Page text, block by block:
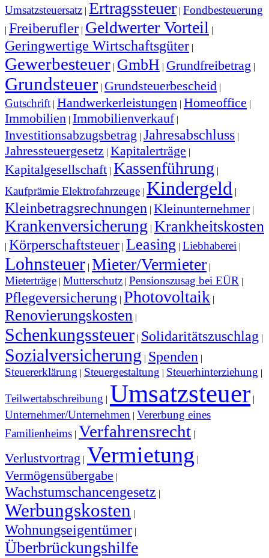
Umsatzsteuersatz | Ertragssteuer | Fondbesteuerung
| Freiberufler | Geldwerter Vorteil |
Geringwertige Wirtschaftsgüter |
Gewerbesteuer | GmbH | Grundfreibetrag |
Grundsteuer | Grundsteuerbescheid |
Gutschrift | Handwerkerleistungen | Homeoffice |
Immobilien | Immobilienverkauf |
Investitionsabzugsbetrag | Jahresabschluss |
Jahressteuergesetz | Kapitalerträge |
Kapitalgesellschaft | Kassenführung |
Kaufprämie Elektrofahrzeuge | Kindergeld |
Kleinbetragsrechnungen | Kleinunternehmer|
Krankenversicherung | Krankheitskosten
| Körperschaftsteuer | Leasing | Liebhaberei |
Lohnsteuer | Mieter/Vermieter |
Mieterträge | Mutterschutz | Pensionszusag bei EÜR |
Pflegeversicherung | Photovoltaik |
Renovierungskosten |
Schenkungssteuer | Solidaritätszuschlag |
Sozialversicherung | Spenden |
Steuererklärung | Steuergestaltung | Steuerhinterziehung |
Teilwertabschreibung | Umsatzsteuer |
Unternehmer/Unternehmen | Vererbung eines
Familienheims | Verfahrensrecht |
Verlustvortrag | Vermietung |
Vermögensübergabe |
Wachstumschancengesetz |
Werbungskosten |
Wohnungseigentümer |
Überbrückungshilfe